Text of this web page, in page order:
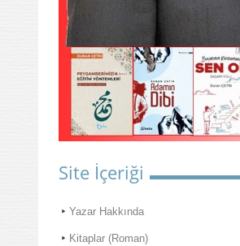
Site İçeriği
Yazar Hakkında
Kitaplar (Roman)